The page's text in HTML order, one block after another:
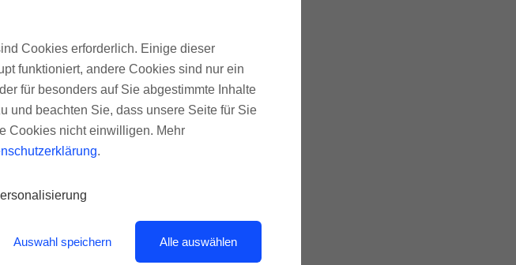
in großen deutschen Städten
Prozent. Was man anfassen kann,
weiterhin auf eine lange Suche
Vorteil dar. Der vorliegende
gleichermaßen, dass
bei all Ihren Wohn- und
Bei der Detailrecherche zu
Cookies erforderlich. Einige dieser
funktioniert, andere Cookies sind nur ein
für besonders auf Sie abgestimmte Inhalte
und beachten Sie, dass unsere Seite für Sie
Cookies nicht einwilligen. Mehr
.
Auswahl speichern Alle auswählen